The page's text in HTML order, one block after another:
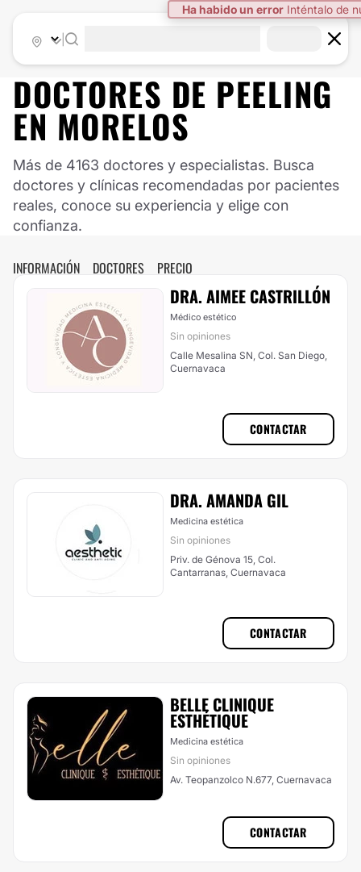
Ha habido un error Inténtalo de
DOCTORES DE PEELING
EN MORELOS
Más de 4163 doctores y especialistas. Busca
doctores y clínicas recomendadas por pacientes
reales, conoce su experiencia y elige con
confianza.
INFORMACIÓN DOCTORES PRECIO
DRA. AIMEE CASTRILLÓN
Médico estético
Sin opiniones
Calle Mesalina SN, Col. San Diego,
Cuernavaca
CONTACTAR
DRA. AMANDA GIL
Medicina estética
Sin opiniones
Priv. de Génova 15, Col.
Cantarranas, Cuernavaca
CONTACTAR
BELLE CLINIQUE
ESTHÉTIQUE
Medicina estética
Sin opiniones
Av. Teopanzolco N.677, Cuernavaca
CONTACTAR